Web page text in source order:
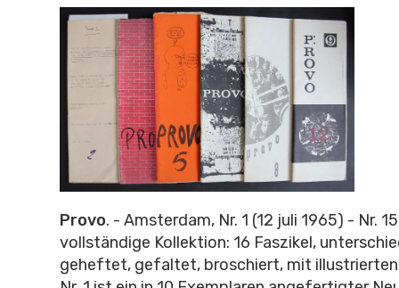
Provo. - Amsterdam, Nr. 1 (12 juli 1965) - Nr.
vollständige Kollektion: 16 Faszikel,
geheftet, gefaltet, broschiert, mit illustrierten